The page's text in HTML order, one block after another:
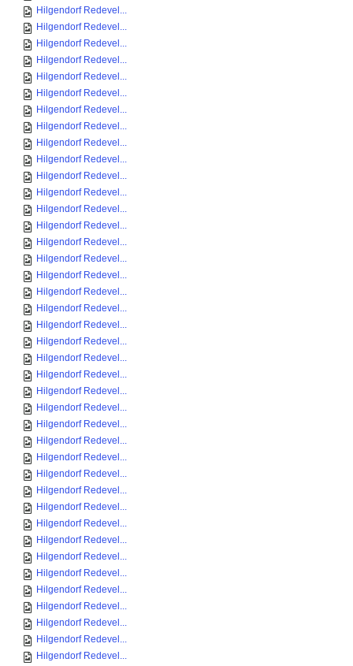
Hilgendorf Redevel...
Hilgendorf Redevel...
Hilgendorf Redevel...
Hilgendorf Redevel...
Hilgendorf Redevel...
Hilgendorf Redevel...
Hilgendorf Redevel...
Hilgendorf Redevel...
Hilgendorf Redevel...
Hilgendorf Redevel...
Hilgendorf Redevel...
Hilgendorf Redevel...
Hilgendorf Redevel...
Hilgendorf Redevel...
Hilgendorf Redevel...
Hilgendorf Redevel...
Hilgendorf Redevel...
Hilgendorf Redevel...
Hilgendorf Redevel...
Hilgendorf Redevel...
Hilgendorf Redevel...
Hilgendorf Redevel...
Hilgendorf Redevel...
Hilgendorf Redevel...
Hilgendorf Redevel...
Hilgendorf Redevel...
Hilgendorf Redevel...
Hilgendorf Redevel...
Hilgendorf Redevel...
Hilgendorf Redevel...
Hilgendorf Redevel...
Hilgendorf Redevel...
Hilgendorf Redevel...
Hilgendorf Redevel...
Hilgendorf Redevel...
Hilgendorf Redevel...
Hilgendorf Redevel...
Hilgendorf Redevel...
Hilgendorf Redevel...
Hilgendorf Redevel...